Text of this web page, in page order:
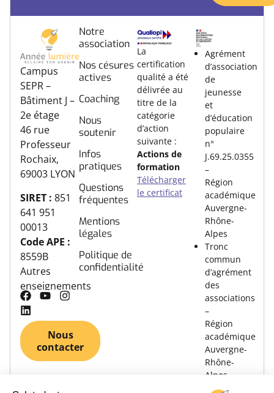
Campus
SEPR –
Bâtiment J –
2e étage
46 rue
Professeur
Rochaix,
69003 LYON
SIRET : 851
641 951
00013
Code APE :
8559B
Autres
enseignements
Nous
contacter
Notre
association
Nos césures
actives
Coaching
Nous
soutenir
Infos
pratiques
Questions
fréquentes
Mentions
légales
Politique de
confidentialité
La
certification
qualité a été
délivrée au
titre de la
catégorie
d’action
suivante :
Actions de
formation
Télécharger
le certificat
Agrément
d’association
de
jeunesse
et
d’éducation
populaire
n°
J.69.25.0355
–
Région
académique
Auvergne-
Rhône-
Alpes
Tronc
commun
d’agrément
des
associations
–
Région
académique
Auvergne-
Rhône-
Alpes